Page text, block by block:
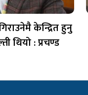
केन्द्रित हुनु
थियो : प्रचण्ड